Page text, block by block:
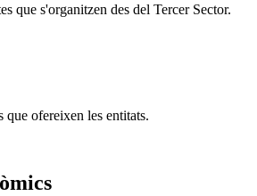
que s'organitzen des del Tercer Sector.
que ofereixen les entitats.